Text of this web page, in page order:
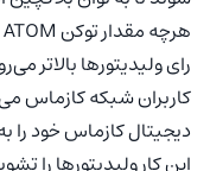
رای ولیدیتورها بالاتر
کاربران شبکه کازماس
دیجیتال کازماس خود را
این کار ولیدیتورها را